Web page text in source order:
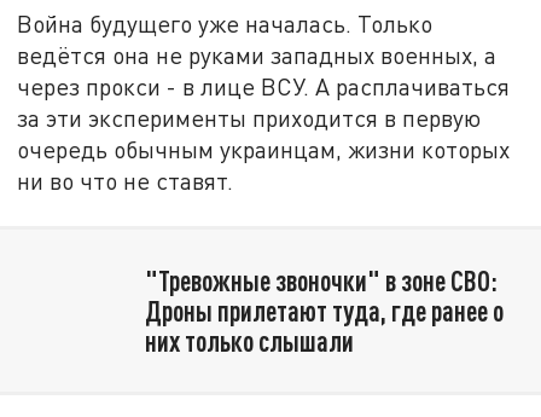
Война будущего уже началась. Только
ведётся она не руками западных военных, а
через прокси - в лице ВСУ. А расплачиваться
за эти эксперименты приходится в первую
очередь обычным украинцам, жизни которых
ни во что не ставят.
"Тревожные звоночки" в зоне СВО:
Дроны прилетают туда, где ранее о
них только слышали